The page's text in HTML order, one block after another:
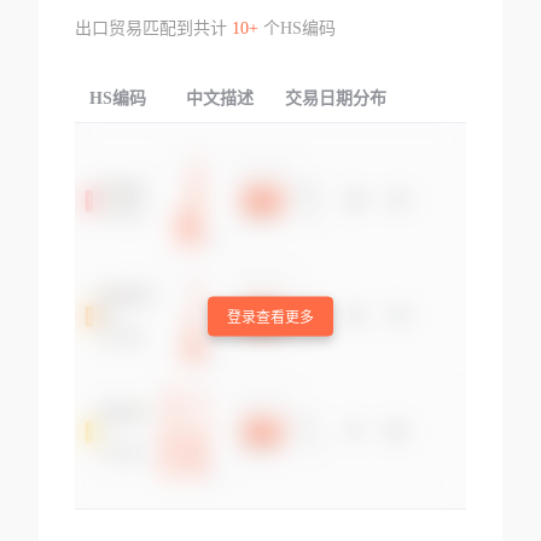
出口贸易匹配到共计 10+个HS编码
HS编码 中文描述 交易日期分布
登录查看更多